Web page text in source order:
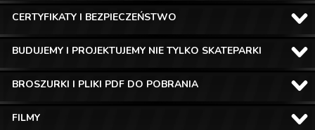
CERTYFIKATY I BEZPIECZEŃSTWO
BUDUJEMY I PROJEKTUJEMY NIE TYLKO SKATEPARKI
BROSZURKI I PLIKI PDF DO POBRANIA
FILMY